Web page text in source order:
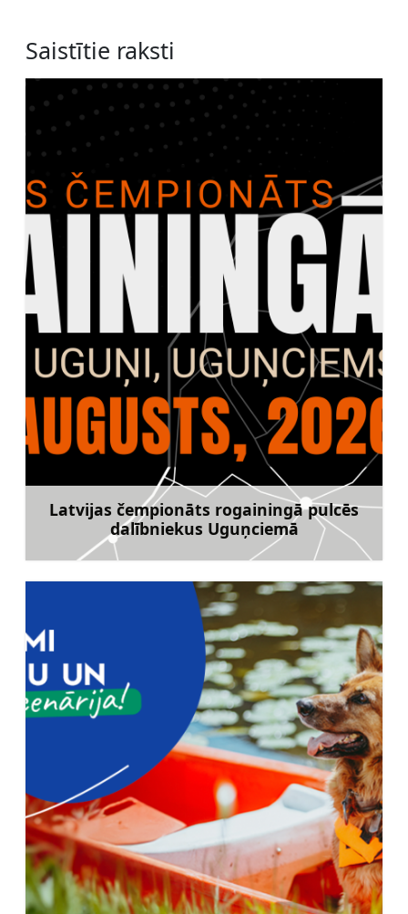
Saistītie raksti
Latvijas čempionāts rogainingā pulcēs
dalībniekus Uguņciemā
Uzzināt vairāk